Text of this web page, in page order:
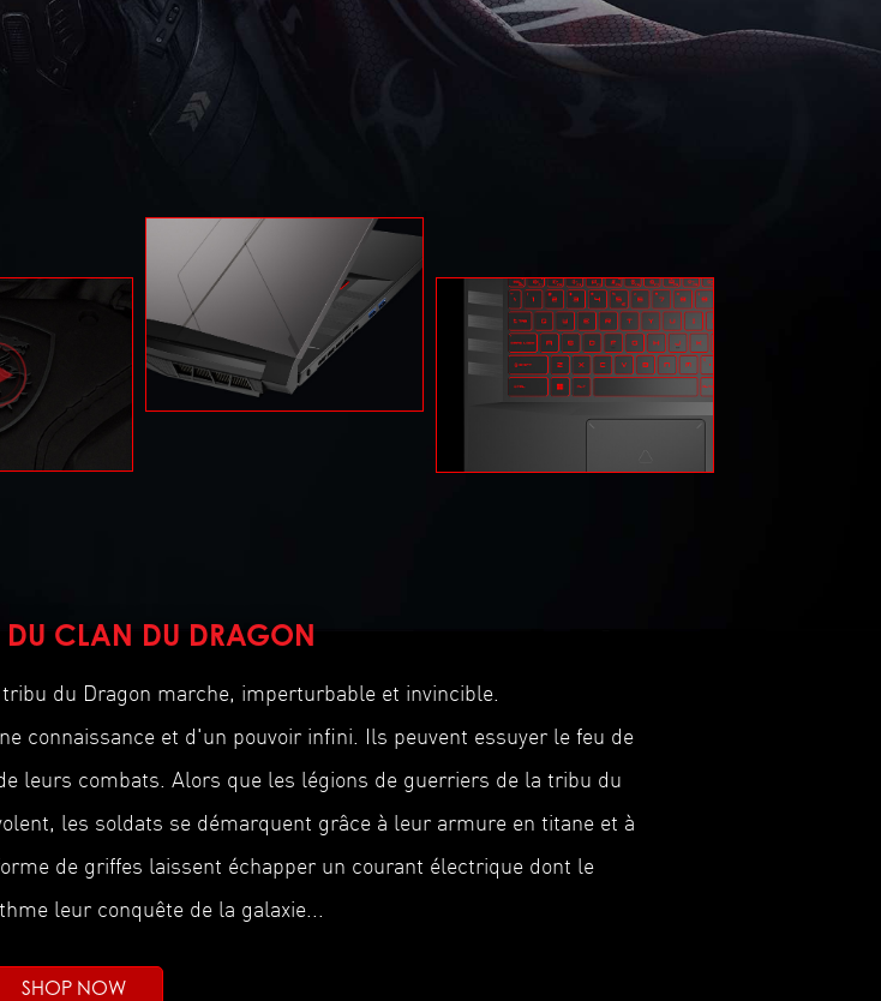
DU CLAN DU DRAGON
du Dragon marche, imperturbable et invincible.
connaissance et d'un pouvoir infini. Ils peuvent essuyer le feu de
leurs combats. Alors que les légions de guerriers de la tribu du
les soldats se démarquent grâce à leur armure en titane et à
de griffes laissent échapper un courant électrique dont le
leur conquête de la galaxie...
SHOP NOW